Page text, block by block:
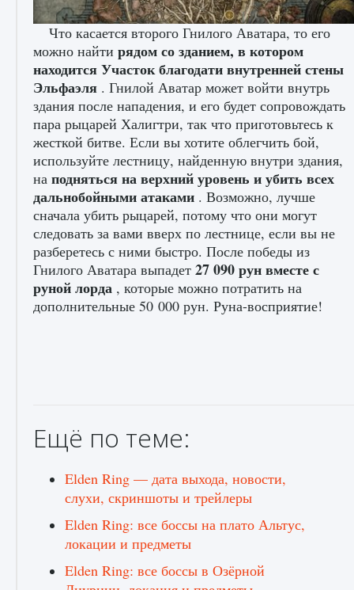
Как включить чат в Fortnite
9 августа 2024 1 335 0 0
Что касается второго Гнилого Аватара, то его
можно найти рядом со зданием, в котором
находится Участок благодати внутренней стены
Эльфаэля . Гнилой Аватар может войти внутрь
здания после нападения, и его будет сопровождать
пара рыцарей Халигтри, так что приготовьтесь к
жесткой битве. Если вы хотите облегчить бой,
используйте лестницу, найденную внутри здания,
на подняться на верхний уровень и убить всех
дальнобойными атаками . Возможно, лучше
сначала убить рыцарей, потому что они могут
следовать за вами вверх по лестнице, если вы не
разберетесь с ними быстро. После победы из
Гнилого Аватара выпадет 27 090 рун вместе с
руной лорда , которые можно потратить на
дополнительные 50 000 рун. Руна-восприятие!
Ещё по теме:
Elden Ring — дата выхода, новости,
слухи, скриншоты и трейлеры
Elden Ring: все боссы на плато Альтус,
локации и предметы
Elden Ring: все боссы в Озёрной